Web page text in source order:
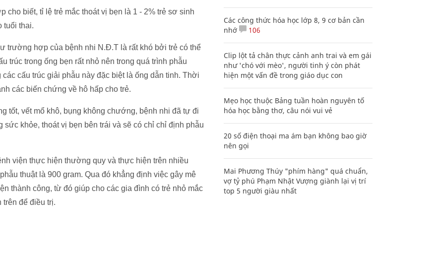
biết, tỉ lệ trẻ mắc thoát vị bẹn là 1 - 2% trẻ sơ sinh
tuổi thai.
trường hợp của bệnh nhi N.Đ.T là rất khó bởi trẻ có thể
trúc trong ống bẹn rất nhỏ nên trong quá trình phẫu
cấu trúc giải phẫu này đặc biệt là ống dẫn tinh. Thời
các biến chứng về hô hấp cho trẻ.
tốt, vết mổ khô, bụng không chướng, bệnh nhi đã tự đi
khỏe, thoát vị bẹn bên trái và sẽ có chỉ chỉ định phẫu
viện thực hiện thường quy và thực hiện trên nhiều
thuật là 900 gram. Qua đó khẳng định việc gây mê
thành công, từ đó giúp cho các gia đình có trẻ nhỏ mắc
trên để điều trị.
Các công thức hóa học lớp 8, 9 cơ bản cần
nhớ
106
Clip lột tả chân thực cảnh anh trai và em gái
như 'chó với mèo', người tinh ý còn phát
hiện một vấn đề trong giáo dục con
Mẹo học thuộc Bảng tuần hoàn nguyên tố
hóa học bằng thơ, câu nói vui vẻ
20 số điện thoại ma ám bạn không bao giờ
nên gọi
Mai Phương Thúy "phím hàng" quá chuẩn,
vợ tỷ phú Phạm Nhật Vượng giành lại vị trí
top 5 người giàu nhất